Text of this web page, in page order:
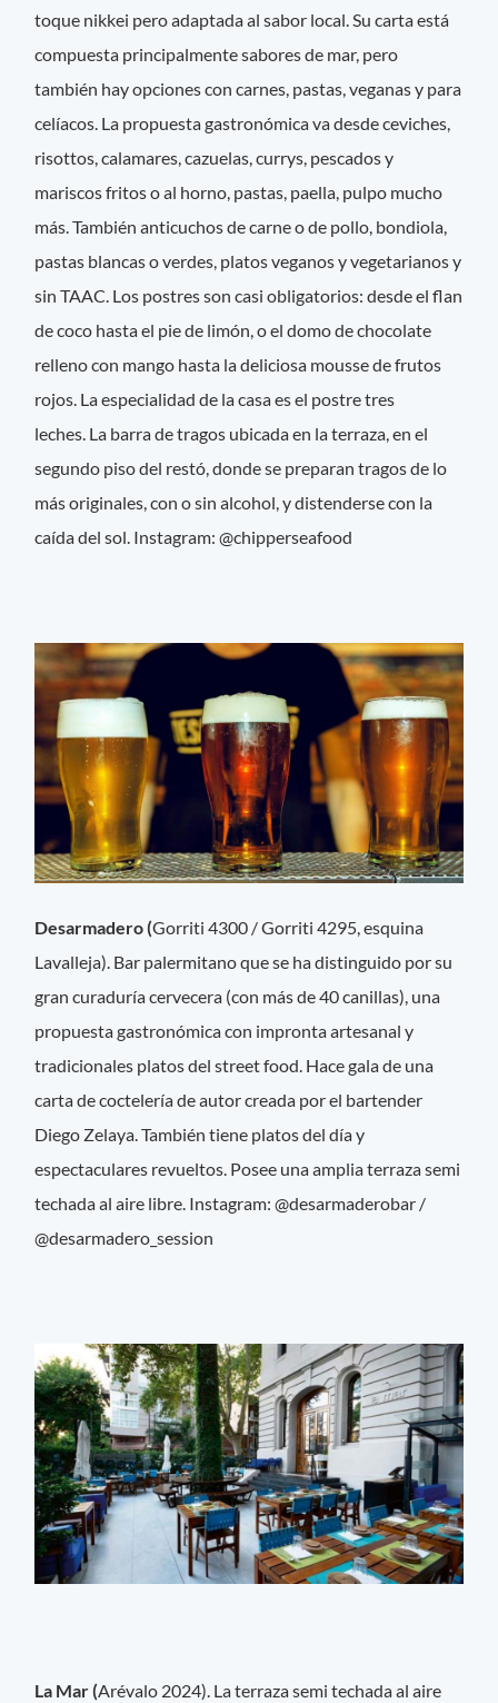
toque nikkei pero adaptada al sabor local. Su carta está
compuesta principalmente sabores de mar, pero
también hay opciones con carnes, pastas, veganas y para
celíacos. La propuesta gastronómica va desde ceviches,
risottos, calamares, cazuelas, currys, pescados y
mariscos fritos o al horno, pastas, paella, pulpo mucho
más. También anticuchos de carne o de pollo, bondiola,
pastas blancas o verdes, platos veganos y vegetarianos y
sin TAAC. Los postres son casi obligatorios: desde el flan
de coco hasta el pie de limón, o el domo de chocolate
relleno con mango hasta la deliciosa mousse de frutos
rojos. La especialidad de la casa es el postre tres
leches. La barra de tragos ubicada en la terraza, en el
segundo piso del restó, donde se preparan tragos de lo
más originales, con o sin alcohol, y distenderse con la
caída del sol. Instagram: @chipperseafood
Desarmadero (Gorriti 4300 / Gorriti 4295, esquina
Lavalleja). Bar palermitano que se ha distinguido por su
gran curaduría cervecera (con más de 40 canillas), una
propuesta gastronómica con impronta artesanal y
tradicionales platos del street food. Hace gala de una
carta de coctelería de autor creada por el bartender
Diego Zelaya. También tiene platos del día y
espectaculares revueltos. Posee una amplia terraza semi
techada al aire libre. Instagram: @desarmaderobar /
@desarmadero_session
La Mar (Arévalo 2024). La terraza semi techada al aire